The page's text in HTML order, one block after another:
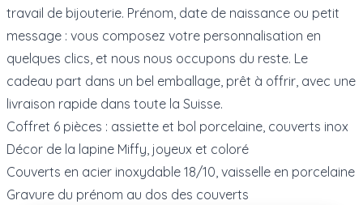
travail de bijouterie. Prénom, date de naissance ou petit
message : vous composez votre personnalisation en
quelques clics, et nous nous occupons du reste. Le
cadeau part dans un bel emballage, prêt à offrir, avec une
livraison rapide dans toute la Suisse.
Coffret 6 pièces : assiette et bol porcelaine, couverts inox
Décor de la lapine Miffy, joyeux et coloré
Couverts en acier inoxydable 18/10, vaisselle en porcelaine
Gravure du prénom au dos des couverts